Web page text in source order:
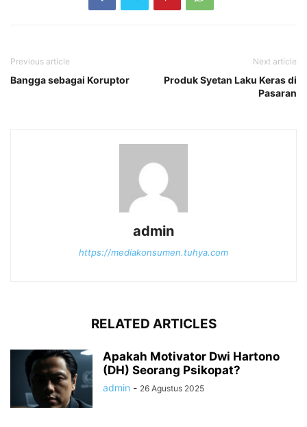
Previous article
Bangga sebagai Koruptor
Next article
Produk Syetan Laku Keras di
Pasaran
admin
https://mediakonsumen.tuhya.com
RELATED ARTICLES
Apakah Motivator Dwi Hartono
(DH) Seorang Psikopat?
admin - 26 Agustus 2025